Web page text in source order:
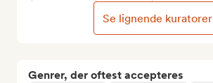
Genrer, der oftest accepteres
Se lignende kuratorer